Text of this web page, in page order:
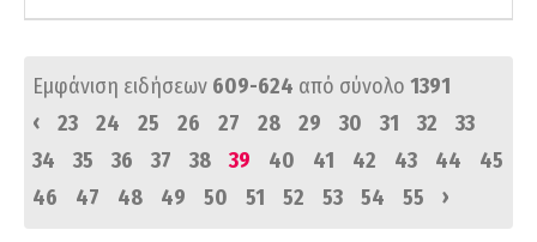
Εμφάνιση ειδήσεων 609-624 από σύνολο 1391
‹
23 24 25 26 27 28 29 30 31 32
33
34
35 36 37 38 39 40 41 42 43 44
45
46
47 48 49 50 51 52 53 54 55 ›